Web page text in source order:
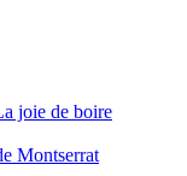
joie de boire
Montserrat